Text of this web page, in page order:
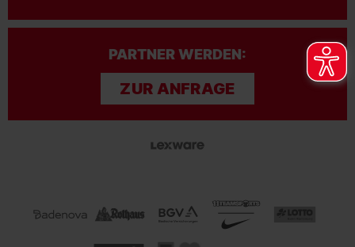
PARTNER WERDEN:
ZUR ANFRAGE